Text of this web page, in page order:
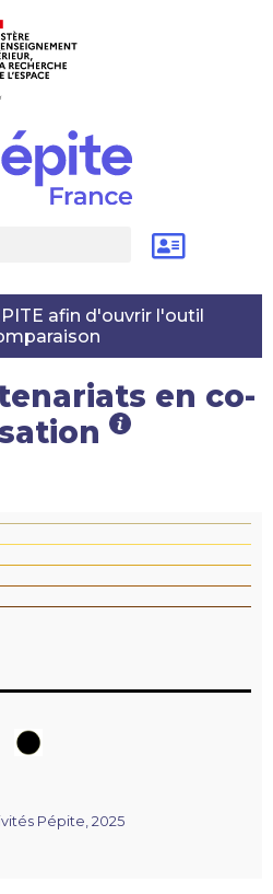
afin d'ouvrir l'outil
en co-
Pépite, 2025